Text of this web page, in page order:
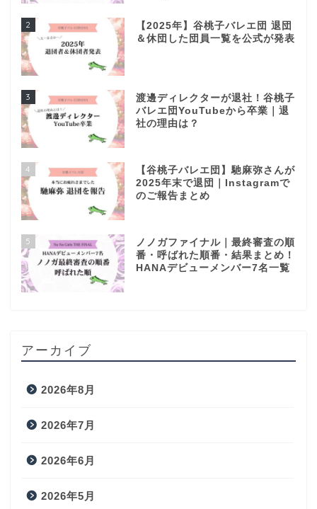
2
【2025年】谷桃子バレエ団 退団
＆休団した団員一覧を公式が発表
3
渡邊ディレクターが退社！谷桃子
バレエ団YouTubeから卒業｜退
社の理由は？
4
【谷桃子バレエ団】馳麻弥さんが
2025年末で退団｜Instagramで
のご報告まとめ
5
ノノガファイナル｜最終審査の順
番・呼ばれた順番・結果まとめ！
HANAデビューメンバー7名一覧
アーカイブ
2026年8月
2026年7月
2026年6月
2026年5月